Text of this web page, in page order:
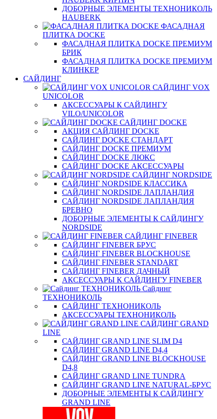
ДОБОРНЫЕ ЭЛЕМЕНТЫ ТЕХНОНИКОЛЬ
HAUBERK
ФАСАДНАЯ
ПЛИТКА DOCKE
ФАСАДНАЯ ПЛИТКА DOCKE ПРЕМИУМ
БРИК
ФАСАДНАЯ ПЛИТКА DOCKE ПРЕМИУМ
КЛИНКЕР
САЙДИНГ
САЙДИНГ VOX
UNICOLOR
АКСЕССУАРЫ К САЙДИНГУ
VILO/UNICOLOR
САЙДИНГ DOCKE
АКЦИЯ САЙДИНГ DOCKE
САЙДИНГ DOCKE СТАНДАРТ
САЙДИНГ DOCKE ПРЕМИУМ
САЙДИНГ DOCKE ЛЮКС
САЙДИНГ DOCKE АКСЕССУАРЫ
САЙДИНГ NORDSIDE
САЙДИНГ NORDSIDE КЛАССИКА
САЙДИНГ NORDSIDE ЛАПЛАНДИЯ
САЙДИНГ NORDSIDE ЛАПЛАНДИЯ
БРЕВНО
ДОБОРНЫЕ ЭЛЕМЕНТЫ К САЙДИНГУ
NORDSIDE
САЙДИНГ FINEBER
САЙДИНГ FINEBER БРУС
САЙДИНГ FINEBER BLOCKHOUSE
САЙДИНГ FINEBER STANDART
САЙДИНГ FINEBER ДАЧНЫЙ
АКСЕССУАРЫ К САЙДИНГУ FINEBER
Сайдинг
ТЕХНОНИКОЛЬ
САЙДИНГ ТЕХНОНИКОЛЬ
АКСЕССУАРЫ ТЕХНОНИКОЛЬ
САЙДИНГ GRAND
LINE
САЙДИНГ GRAND LINE SLIM D4
САЙДИНГ GRAND LINE D4,4
САЙДИНГ GRAND LINE BLOCKHOUSE
D4,8
САЙДИНГ GRAND LINE TUNDRA
САЙДИНГ GRAND LINE NATURAL-БРУС
ДОБОРНЫЕ ЭЛЕМЕНТЫ К САЙДИНГУ
GRAND LINE